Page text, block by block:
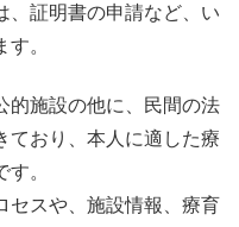
、証明書の申請など、い
。
的施設の他に、民間の法
ており、本人に適した療
。
セスや、施設情報、療育